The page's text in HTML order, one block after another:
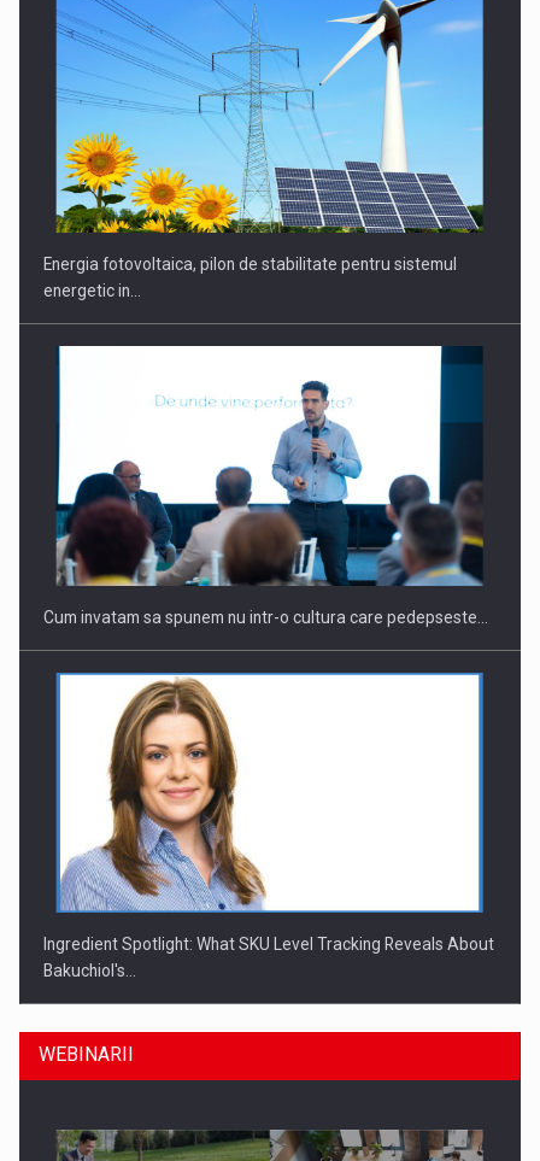
Energia fotovoltaica, pilon de stabilitate pentru sistemul
energetic in…
Cum invatam sa spunem nu intr-o cultura care pedepseste…
Ingredient Spotlight: What SKU Level Tracking Reveals About
Bakuchiol's…
WEBINARII